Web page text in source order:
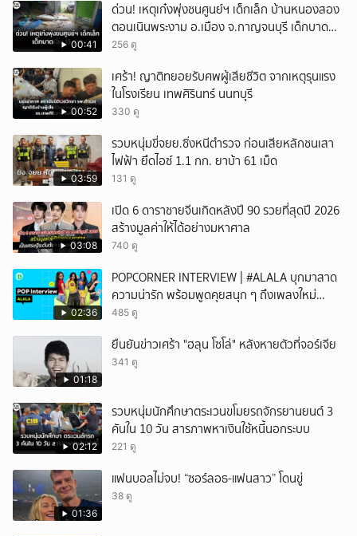
00:41
ด่วน! เหตุเก๋งพุ่งชนศูนย์ฯ เด็กเล็ก บ้านหนองสอง
ตอนเนินพระงาม อ.เมือง จ.กาญจนบุรี เด็กบาด
เจ็บ 13 ราย
256 ดู
00:52
เศร้า! ญาติทยอยรับศพผู้เสียชีวิต จากเหตุรุนแรง
ในโรงเรียน เทพศิรินทร์ นนทบุรี
330 ดู
03:59
รวบหนุ่มขี่จยย.ซิ่งหนีตำรวจ ก่อนเสียหลักชนเสา
ไฟฟ้า ยึดไอซ์ 1.1 กก. ยาบ้า 61 เม็ด
131 ดู
03:08
เปิด 6 ดาราชายจีนเกิดหลังปี 90 รวยที่สุดปี 2026
สร้างมูลค่าให้ได้อย่างมหาศาล
740 ดู
02:36
POPCORNER INTERVIEW | #ALALA บุกมาสาด
ความน่ารัก พร้อมพูดคุยสนุก ๆ ถึงเพลงใหม่
'ON&OFF'
485 ดู
01:18
ยืนยันข่าวเศร้า "ฮลุน โซโล่" หลังหายตัวที่จอร์เจีย
341 ดู
02:12
รวบหนุ่มนักศึกษาตระเวนขโมยรถจักรยานยนต์ 3
คันใน 10 วัน สารภาพหาเงินใช้หนี้นอกระบบ
221 ดู
01:36
แฟนบอลไม่จบ! “ซอร์ลอธ-แฟนสาว” โดนขู่
38 ดู